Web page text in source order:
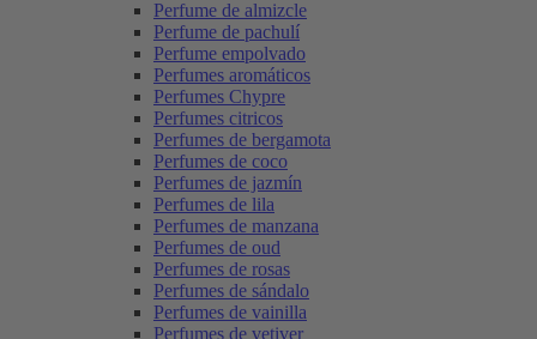
Perfume de almizcle
Perfume de pachulí
Perfume empolvado
Perfumes aromáticos
Perfumes Chypre
Perfumes citricos
Perfumes de bergamota
Perfumes de coco
Perfumes de jazmín
Perfumes de lila
Perfumes de manzana
Perfumes de oud
Perfumes de rosas
Perfumes de sándalo
Perfumes de vainilla
Perfumes de vetiver